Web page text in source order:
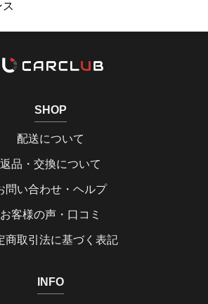
SHOP
配送について
返品・交換について
問い合わせ・ヘルプ
お客様の声・口コミ
商取引法に基づく表記
INFO